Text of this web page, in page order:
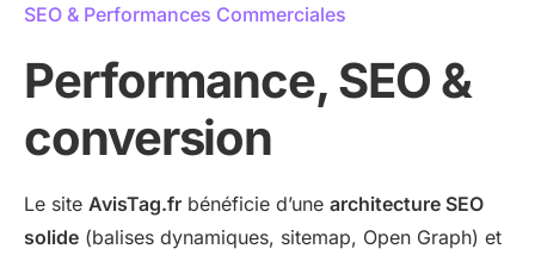
SEO & Performances Commerciales
Performance, SEO &
conversion
Le site AvisTag.fr bénéficie d’une architecture SEO
solide (balises dynamiques, sitemap, Open Graph) et